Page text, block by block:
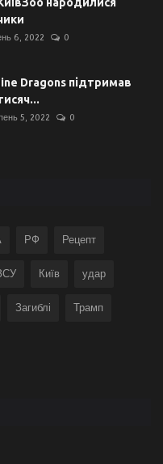
6, 2022 0
Dragons підтримав
5, 2022 0
РФ Рецепт
Київ удар
Загиблі Трамп